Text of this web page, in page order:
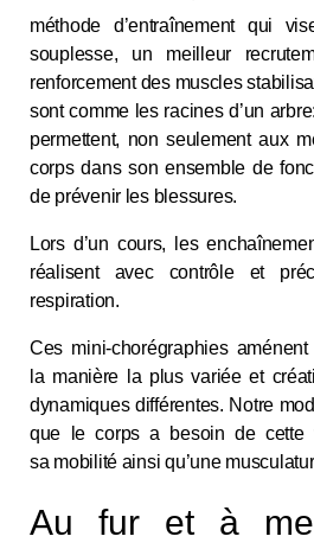
méthode d’entraînement qui
souplesse, un meilleur
renforcement des muscles
sont comme les racines d’un
permettent, non seulement aux
corps dans son ensemble de
de prévenir les blessures.
Lors d’un cours, les
réalisent avec contrôle et
respiration.
Ces mini-chorégraphies
la manière la plus variée et
dynamiques différentes. Notre
que le corps a besoin de cette
sa mobilité ainsi qu’une
Au fur et à